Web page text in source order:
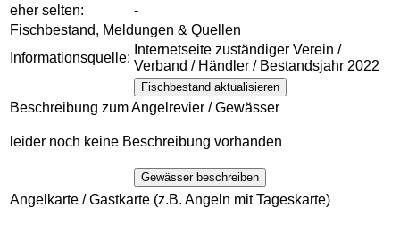
eher selten:
-
Fischbestand, Meldungen & Quellen
Informationsquelle:
Internetseite zuständiger Verein /
Verband / Händler / Bestandsjahr 2022
Fischbestand aktualisieren
Beschreibung zum Angelrevier / Gewässer
leider noch keine Beschreibung vorhanden
Gewässer beschreiben
Angelkarte / Gastkarte (z.B. Angeln mit Tageskarte)